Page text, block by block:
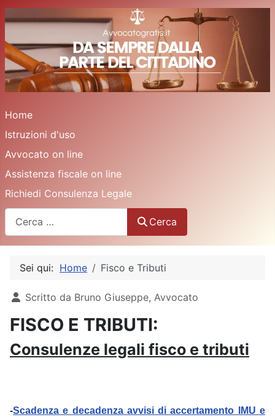
Home
Istruzioni d'uso
Avvocato on line
Assistenza fiscale on line
Richiedi Consulenza Legale
Cerca
Sei qui: Home Fisco e Tributi
Dettagli
Scritto da Bruno Giuseppe, Avvocato
FISCO E TRIBUTI:
Consulenze legali fisco e tributi
-Scadenza e decadenza avvisi di accertamento IMU e